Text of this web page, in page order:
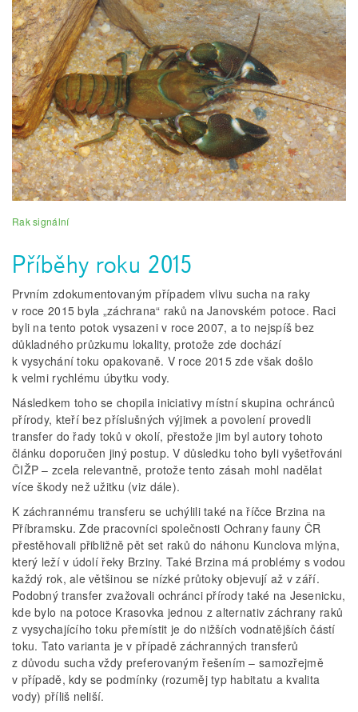
Rak signální
Příběhy roku 2015
Prvním zdokumentovaným případem vlivu sucha na raky
v roce 2015 byla „záchrana“ raků na Janovském potoce. Raci
byli na tento potok vysazeni v roce 2007, a to nejspíš bez
důkladného průzkumu lokality, protože zde dochází
k vysychání toku opakovaně. V roce 2015 zde však došlo
k velmi rychlému úbytku vody.
Následkem toho se chopila iniciativy místní skupina ochránců
přírody, kteří bez příslušných výjimek a povolení provedli
transfer do řady toků v okolí, přestože jim byl autory tohoto
článku doporučen jiný postup. V důsledku toho byli vyšetřováni
ČIŽP – zcela relevantně, protože tento zásah mohl nadělat
více škody než užitku (viz dále).
K záchrannému transferu se uchýlili také na říčce Brzina na
Příbramsku. Zde pracovníci společnosti Ochrany fauny ČR
přestěhovali přibližně pět set raků do náhonu Kunclova mlýna,
který leží v údolí řeky Brziny. Také Brzina má problémy s vodou
každý rok, ale většinou se nízké průtoky objevují až v září.
Podobný transfer zvažovali ochránci přírody také na Jesenicku,
kde bylo na potoce Krasovka jednou z alternativ záchrany raků
z vysychajícího toku přemístit je do nižších vodnatějších částí
toku. Tato varianta je v případě záchranných transferů
z důvodu sucha vždy preferovaným řešením – samozřejmě
v případě, kdy se podmínky (rozuměj typ habitatu a kvalita
vody) příliš neliší.